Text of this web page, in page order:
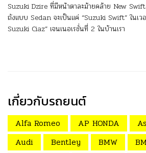
Suzuki Dzire ที่มีหน้าตาละม้ายคล้าย New Swift
ถังแบบ Sedan จะเป็นแค่ “Suzuki Swift” ในเว
Suzuki Ciaz” เจนเนอเรชั่นที่ 2 ในบ้านเรา
เกี่ยวกับรถยนต์
Alfa Romeo AP HONDA
Audi
Bentley BMW